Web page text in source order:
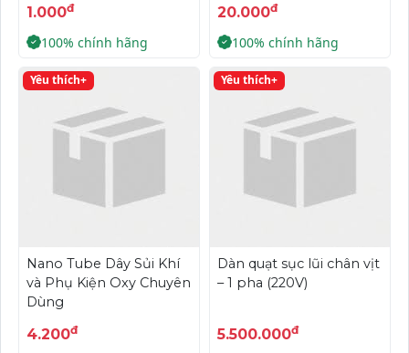
1.000đ
100% chính hãng
20.000đ
100% chính hãng
Yêu thích+
Nano Tube Dây Sủi Khí
và Phụ Kiện Oxy Chuyên
Dùng
4.200đ
Yêu thích+
Dàn quạt sục lũi chân vịt
– 1 pha (220V)
5.500.000đ